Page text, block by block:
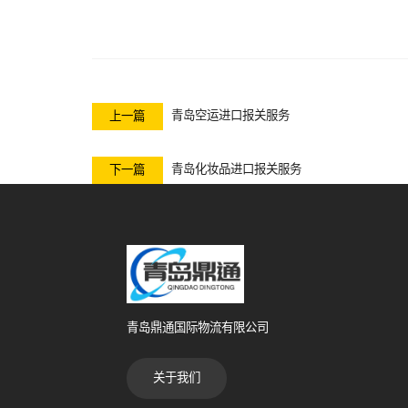
上一篇 青岛空运进口报关服务
下一篇 青岛化妆品进口报关服务
青岛鼎通国际物流有限公司
关于我们